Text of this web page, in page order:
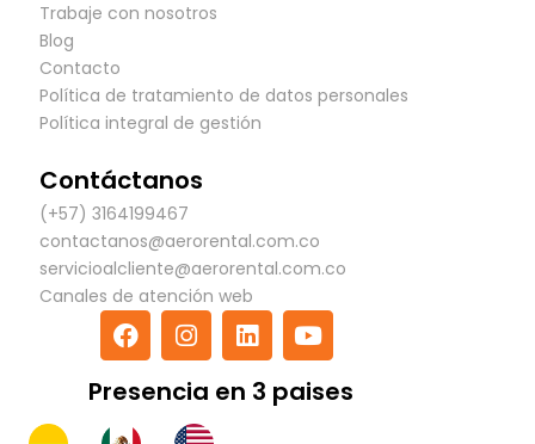
Trabaje con nosotros
Blog
Contacto
Política de tratamiento de datos personales
Política integral de gestión
Contáctanos
(+57) 3164199467
contactanos@aerorental.com.co
servicioalcliente@aerorental.com.co
Canales de atención web
F
a
e
b
I
n
t
a
L
i
k
Y
o
t
Presencia en 3 paises